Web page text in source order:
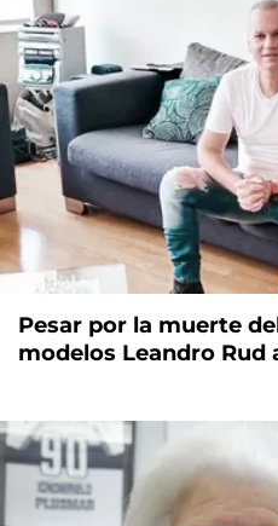
Pesar por la muerte
modelos Leandro Rud